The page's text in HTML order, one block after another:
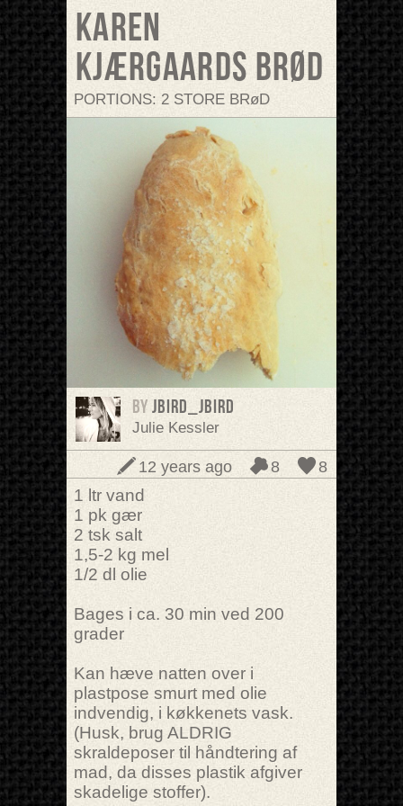
Karen
Kjærgaards brød
PORTIONS: 2 STORE BRøD
BY jBird_jBird
Julie Kessler
8
8
12 years ago
1 ltr vand
1 pk gær
2 tsk salt
1,5-2 kg mel
1/2 dl olie
Bages i ca. 30 min ved 200
grader
Kan hæve natten over i
plastpose smurt med olie
indvendig, i køkkenets vask.
(Husk, brug ALDRIG
skraldeposer til håndtering af
mad, da disses plastik afgiver
skadelige stoffer).